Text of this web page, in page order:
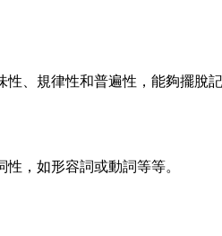
、規律性和普遍性，能夠擺脫
，如形容詞或動詞等等。